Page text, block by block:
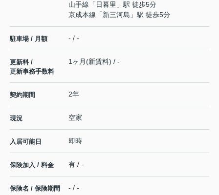
山手線 「 日暮里 」駅 徒歩5分
京成本線 「新三河島 」駅 徒歩5分
駐車場 / 月額 - / -
更新料 /
更新事務手数料
1ヶ月(新賃料) / -
契約期間 2年
現況 空家
入居可能日 即時
保険加入 / 料金 有 / -
保険名 / 保険期間 - / -